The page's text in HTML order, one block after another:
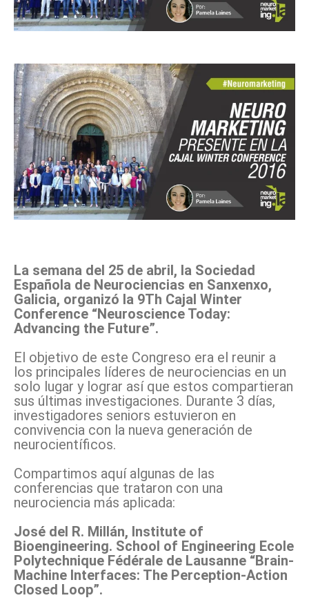
La semana del 25 de abril, la Sociedad
Española de Neurociencias en Sanxenxo,
Galicia, organizó la 9Th Cajal Winter
Conference “Neuroscience Today:
Advancing the Future”.
El objetivo de este Congreso era el reunir a
los principales líderes de neurociencias en un
solo lugar y lograr así que estos compartieran
sus últimas investigaciones. Durante 3 días,
investigadores seniors estuvieron en
convivencia con la nueva generación de
neurocientíficos.
Compartimos aquí algunas de las
conferencias que trataron con una
neurociencia más aplicada:
José del R. Millán, Institute of
Bioengineering. School of Engineering Ecole
Polytechnique Fédérale de Lausanne “Brain-
Machine Interfaces: The Perception-Action
Closed Loop”.